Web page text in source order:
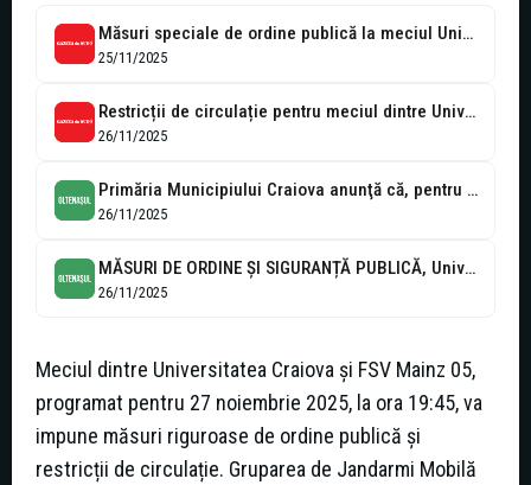
Măsuri speciale de ordine publică la meciul Universitatea Craiova – FSV Mainz...
25/11/2025
Restricții de circulație pentru meciul dintre Universitatea Craiova și Mainz
26/11/2025
Primăria Municipiului Craiova anunţă că, pentru desfăşurarea partidei de fotbal dintre echipele...
26/11/2025
MĂSURI DE ORDINE ȘI SIGURANȚĂ PUBLICĂ, Universitatea Craiova –FSV Mainz 05
26/11/2025
Meciul dintre Universitatea Craiova și FSV Mainz 05,
programat pentru 27 noiembrie 2025, la ora 19:45, va
impune măsuri riguroase de ordine publică și
restricții de circulație. Gruparea de Jandarmi Mobilă